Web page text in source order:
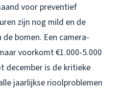
voor preventief
zijn nog mild en de
bomen. Een camera-
voorkomt €1.000-5.000
december is de kritieke
jaarlijkse rioolproblemen